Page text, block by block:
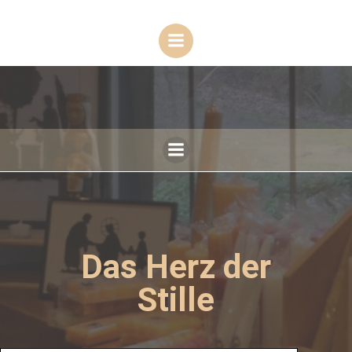
Inhalt
springen
Das Herz der
Stille